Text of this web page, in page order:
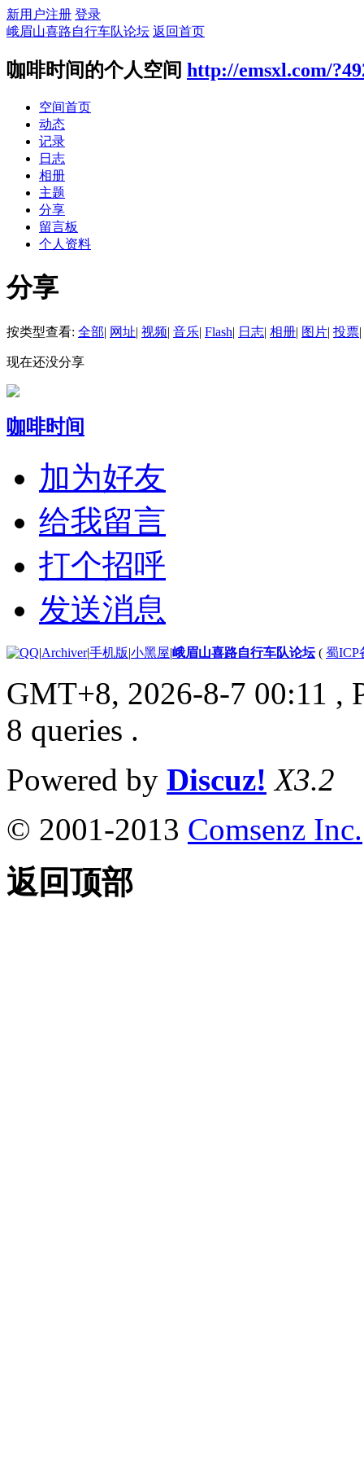
新用户注册 登录
峨眉山喜路自行车队论坛 返回首页
咖啡时间的个人空间 http://emsxl.com/
空间首页
动态
记录
日志
相册
主题
分享
留言板
个人资料
分享
按类型查看: 全部| 网址| 视频| 音乐| Flash| 日志| 相册| 图片| 投票|
现在还没分享
咖啡时间
加为好友
给我留言
打个招呼
发送消息
|Archiver|手机版|小黑屋|峨眉山喜路自行车队论坛( 蜀ICP
GMT+8, 2026-8-7 00:11 ,
8 queries .
Powered by Discuz! X3.2
© 2001-2013 Comsenz Inc.
返回顶部